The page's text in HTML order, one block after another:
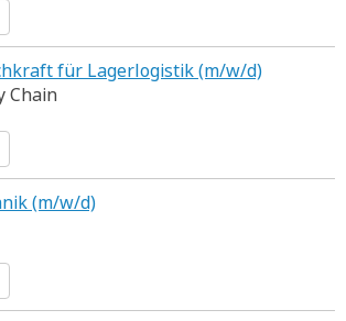
für Lagerlogistik (m/w/d)
Chain
(m/w/d)